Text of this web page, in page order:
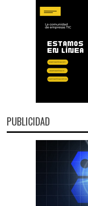
PUBLICIDAD